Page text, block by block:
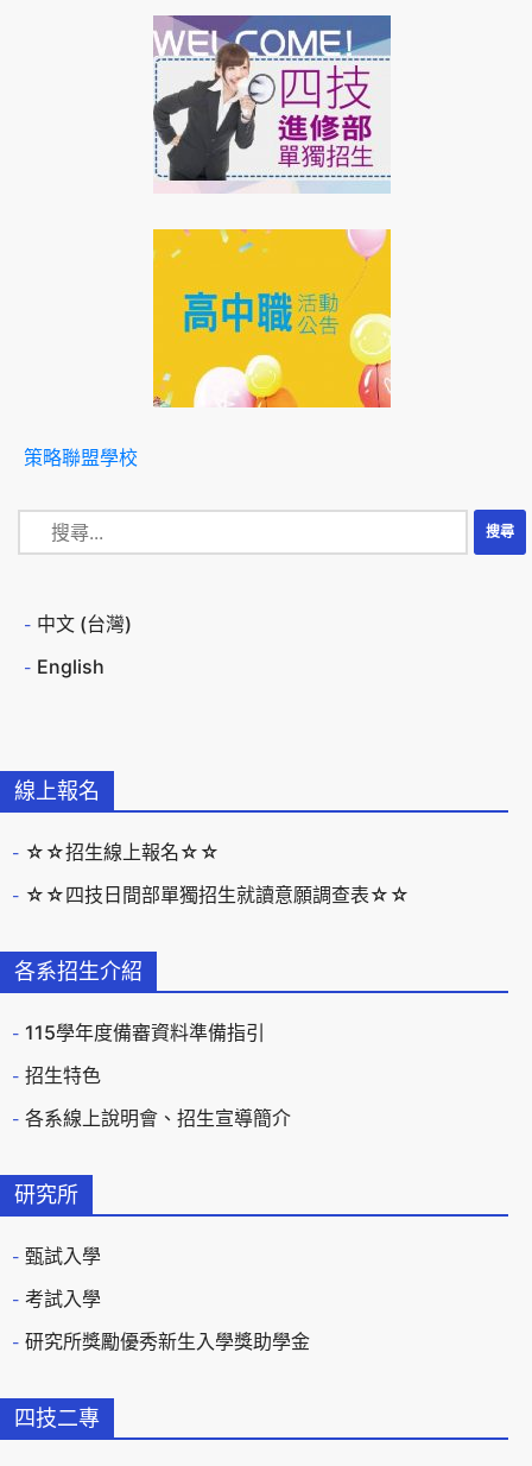
線上報名
☆☆招生線上報名☆☆
☆☆四技日間部單獨招生就讀意願調查表☆☆
各系招生介紹
115學年度備審資料準備指引
招生特色
各系線上說明會、招生宣導簡介
研究所
甄試入學
考試入學
研究所獎勵優秀新生入學獎助學金
四技二專
策略聯盟學校
中文 (台灣)
English